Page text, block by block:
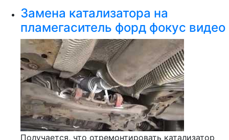
Замена катализатора на
пламегаситель форд фокус видео
Получается, что отремонтировать катализатор